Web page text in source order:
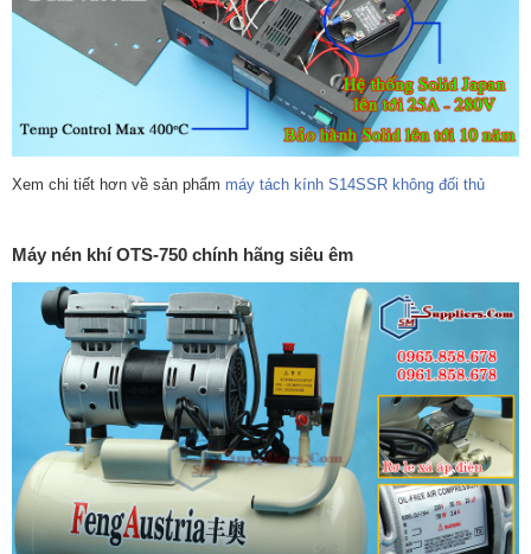
Xem chi tiết hơn về sản phẩm máy tách kính S14SSR không đối thủ
Máy nén khí OTS-750 chính hãng siêu êm